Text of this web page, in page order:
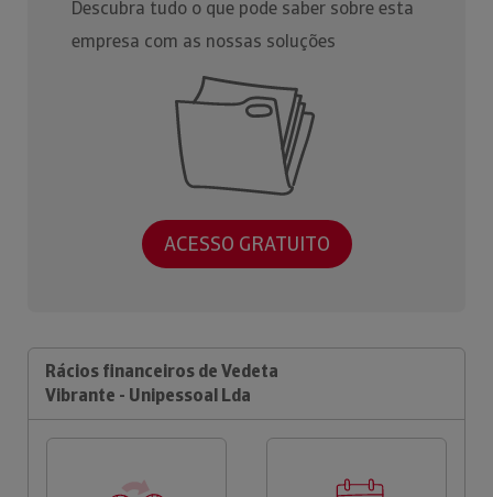
Descubra tudo o que pode saber sobre esta
empresa com as nossas soluções
ACESSO GRATUITO
Rácios financeiros de Vedeta
Vibrante - Unipessoal Lda